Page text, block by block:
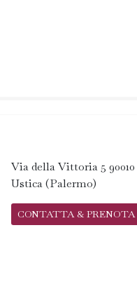
Via della Vittoria 5 90010
Ustica (Palermo)
CONTATTA & PRENOTA